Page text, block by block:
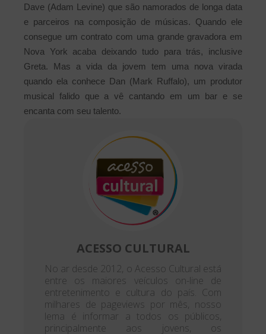
Dave (Adam Levine) que são namorados de longa data
e parceiros na composição de músicas. Quando ele
consegue um contrato com uma grande gravadora em
Nova York acaba deixando tudo para trás, inclusive
Greta. Mas a vida da jovem tem uma nova virada
quando ela conhece Dan (Mark Ruffalo), um produtor
musical falido que a vê cantando em um bar e se
encanta com seu talento.
ACESSO CULTURAL
No ar desde 2012, o Acesso Cultural está
entre os maiores veículos on-line de
entretenimento e cultura do país. Com
milhares de pageviews por mês, nosso
lema é informar a todos os públicos,
principalmente aos jovens, os